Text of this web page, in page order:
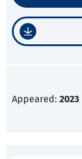
Appeared: 2023